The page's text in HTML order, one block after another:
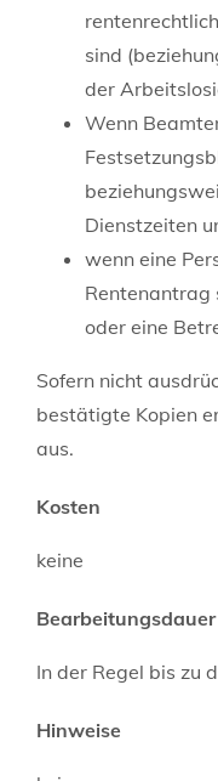
sind
der
Wenn
Dienstzeiten
wenn eine
Rentenantrag
oder eine
Sofern nicht
bestätigte Kopien
aus.
Kosten
keine
Bearbeitungsdauer
In der Regel bis zu
Hinweise